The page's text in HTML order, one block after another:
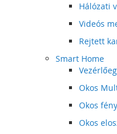
Hálózati
Videós
Rejtett
Smart Home
Okos
Okos
Okos